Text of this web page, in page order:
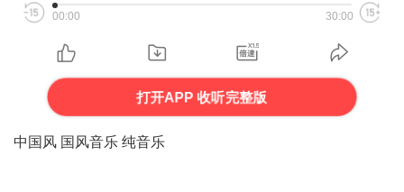
00:00 30:00
打开APP 收听完整版
中国风 国风音乐 纯音乐